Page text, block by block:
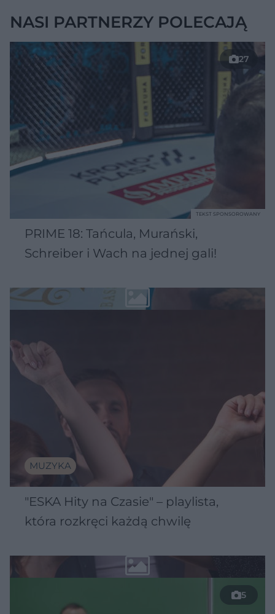
NASI PARTNERZY POLECAJĄ
27
PRIME 18: Tańcula, Murański,
Schreiber i Wach na jednej gali!
TEKST SPONSOROWANY
MUZYKA
"ESKA Hity na Czasie" – playlista,
która rozkręci każdą chwilę
5